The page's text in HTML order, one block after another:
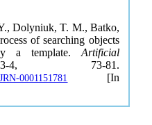
Dolyniuk, T. M., Batko,
of searching objects
a template. Artificial
73-81.
0001151781
[In